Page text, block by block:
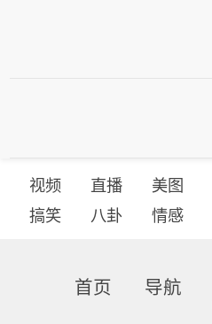
视频 直播 美图
搞笑
八卦 情感
首页 导航